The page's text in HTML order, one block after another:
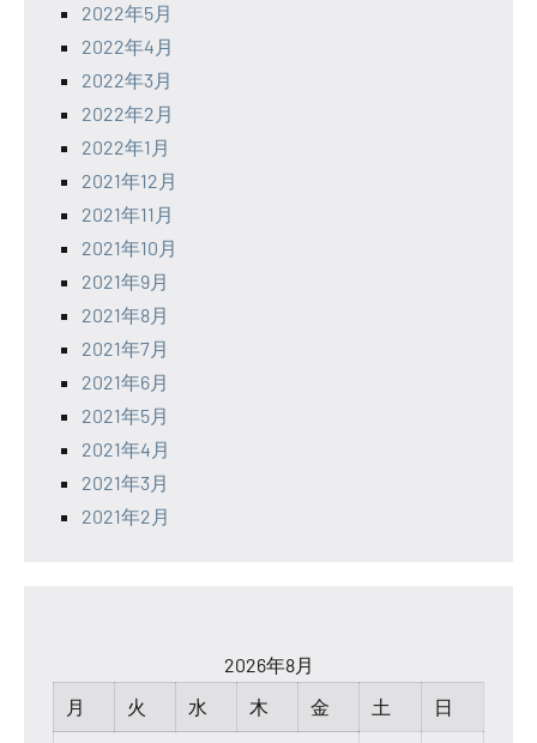
2022年5月
2022年4月
2022年3月
2022年2月
2022年1月
2021年12月
2021年11月
2021年10月
2021年9月
2021年8月
2021年7月
2021年6月
2021年5月
2021年4月
2021年3月
2021年2月
2026年8月
月
火 水 木 金 土 日